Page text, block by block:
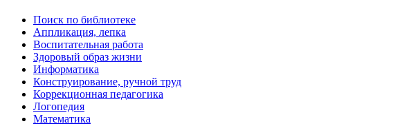
Поиск по библиотеке
Аппликация, лепка
Воспитательная работа
Здоровый образ жизни
Информатика
Конструирование, ручной труд
Коррекционная педагогика
Логопедия
Математика